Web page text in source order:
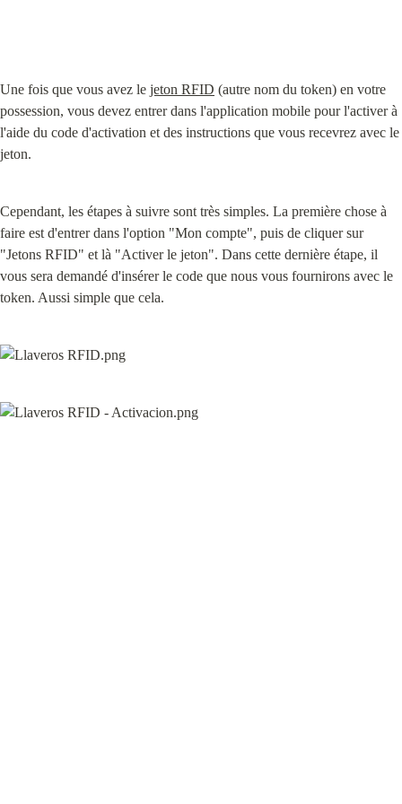
Une fois que vous avez le jeton RFID (autre nom du token) en votre
possession, vous devez entrer dans l'application mobile pour l'activer à
l'aide du code d'activation et des instructions que vous recevrez avec le
jeton.
Cependant, les étapes à suivre sont très simples. La première chose à
faire est d'entrer dans l'option "Mon compte", puis de cliquer sur
"Jetons RFID" et là "Activer le jeton". Dans cette dernière étape, il
vous sera demandé d'insérer le code que nous vous fournirons avec le
token. Aussi simple que cela.